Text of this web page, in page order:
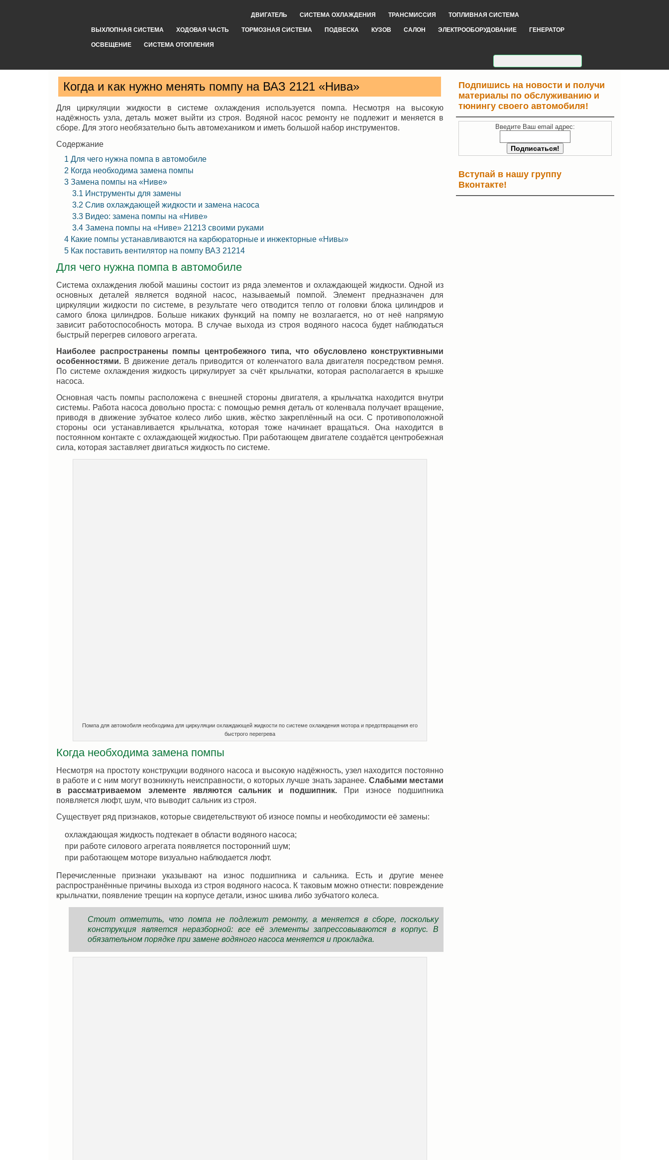
ДВИГАТЕЛЬ СИСТЕМА ОХЛАЖДЕНИЯ ТРАНСМИССИЯ ТОПЛИВНАЯ СИСТЕМА
ВЫХЛОПНАЯ СИСТЕМА ХОДОВАЯ ЧАСТЬ ТОРМОЗНАЯ СИСТЕМА ПОДВЕСКА КУЗОВ САЛОН ЭЛЕКТРООБОРУДОВАНИЕ ГЕНЕРАТОР
ОСВЕЩЕНИЕ СИСТЕМА ОТОПЛЕНИЯ
Когда и как нужно менять помпу на ВАЗ 2121 «Нива»
Для циркуляции жидкости в системе охлаждения используется помпа. Несмотря на высокую
надёжность узла, деталь может выйти из строя. Водяной насос ремонту не подлежит и меняется в
сборе. Для этого необязательно быть автомехаником и иметь большой набор инструментов.
Содержание
1 Для чего нужна помпа в автомобиле
2 Когда необходима замена помпы
3Замена помпы на «Ниве»
3.1 Инструменты для замены
3.2 Слив охлаждающей жидкости и замена насоса
3.3Видео: замена помпы на «Ниве»
3.4Замена помпы на «Ниве» 21213 своими руками
4Какие помпы устанавливаются на карбюраторные и инжекторные «Нивы»
5Как поставить вентилятор на помпу ВАЗ 21214
Для чего нужна помпа в автомобиле
Система охлаждения любой машины состоит из ряда элементов и охлаждающей жидкости. Одной из
основных деталей является водяной насос, называемый помпой. Элемент предназначен для
циркуляции жидкости по системе, в результате чего отводится тепло от головки блока цилиндров и
самого блока цилиндров. Больше никаких функций на помпу не возлагается, но от неё напрямую
зависит работоспособность мотора. В случае выхода из строя водяного насоса будет наблюдаться
быстрый перегрев силового агрегата.
Наиболее распространены помпы центробежного типа, что обусловлено конструктивными
особенностями.В движение деталь приводится от коленчатого вала двигателя посредством ремня.
По системе охлаждения жидкость циркулирует за счёт крыльчатки, которая располагается в крышке
насоса.
Основная часть помпы расположена с внешней стороны двигателя, а крыльчатка находится внутри
системы. Работа насоса довольно проста: с помощью ремня деталь от коленвала получает вращение,
приводя в движение зубчатое колесо либо шкив, жёстко закреплённый на оси. С противоположной
стороны оси устанавливается крыльчатка, которая тоже начинает вращаться. Она находится в
постоянном контакте с охлаждающей жидкостью. При работающем двигателе создаётся центробежная
сила, которая заставляет двигаться жидкость по системе.
Помпа для автомобиля необходима для циркуляции охлаждающей жидкости по системе охлаждения мотора и предотвращения его
быстрого перегрева
Когда необходима замена помпы
Несмотря на простоту конструкции водяного насоса и высокую надёжность, узел находится постоянно
в работе и с ним могут возникнуть неисправности, о которых лучше знать заранее. Слабыми местами
в рассматриваемом элементе являются сальник и подшипник. При износе подшипника
появляется люфт, шум, что выводит сальник из строя.
Существует ряд признаков, которые свидетельствуют об износе помпы и необходимости её замены:
охлаждающая жидкость подтекает в области водяного насоса;
при работе силового агрегата появляется посторонний шум;
при работающем моторе визуально наблюдается люфт.
Перечисленные признаки указывают на износ подшипника и сальника. Есть и другие менее
распространённые причины выхода из строя водяного насоса. К таковым можно отнести: повреждение
крыльчатки, появление трещин на корпусе детали, износ шкива либо зубчатого колеса.
Стоит отметить, что помпа не подлежит ремонту, а меняется в сборе, поскольку
конструкция является неразборной: все её элементы запрессовываются в корпус. В
обязательном порядке при замене водяного насоса меняется и прокладка.
Подпишись на новости и получи
материалы по обслуживанию и
тюнингу своего автомобиля!
Введите Ваш email адрес:
Вступай в нашу группу
Вконтакте!